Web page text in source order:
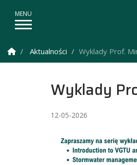
Strona Główna
Aktualności Wyklady Prof.
Wyklady
12-05-2026